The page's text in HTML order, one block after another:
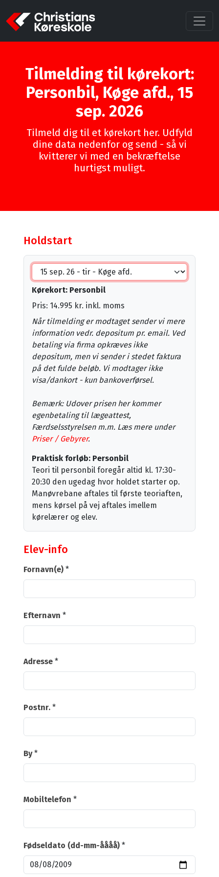
Tilmelding til kørekort:
Personbil, Køge afd., 15
sep. 2026
Tilmeld dig til et kørekort her. Udfyld
dine data nedenfor og send - så vi
kvitterer vi med en bekræftelse
hurtigst muligt.
Holdstart
Kørekort: Personbil
Pris: 14.995 kr. inkl. moms
Når tilmelding er modtaget sender vi mere
information vedr. depositum pr. email. Ved
betaling via firma opkræves ikke
depositum, men vi sender i stedet faktura
på det fulde beløb. Vi modtager ikke
visa/dankort - kun bankoverførsel.
Bemærk: Udover prisen her kommer
egenbetaling til lægeattest,
Færdselsstyrelsen m.m. Læs mere under
Priser / Gebyrer.
Praktisk forløb: Personbil
Teori til personbil foregår altid kl. 17:30-
20:30 den ugedag hvor holdet starter op.
Manøvrebane aftales til første teoriaften,
mens kørsel på vej aftales imellem
kørelærer og elev.
Elev-info
Fornavn(e) *
Efternavn *
Adresse *
Postnr. *
By*
Mobiltelefon *
Fødseldato (dd-mm-åååå) *